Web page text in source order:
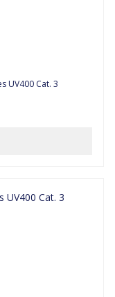
UV400 Cat. 3